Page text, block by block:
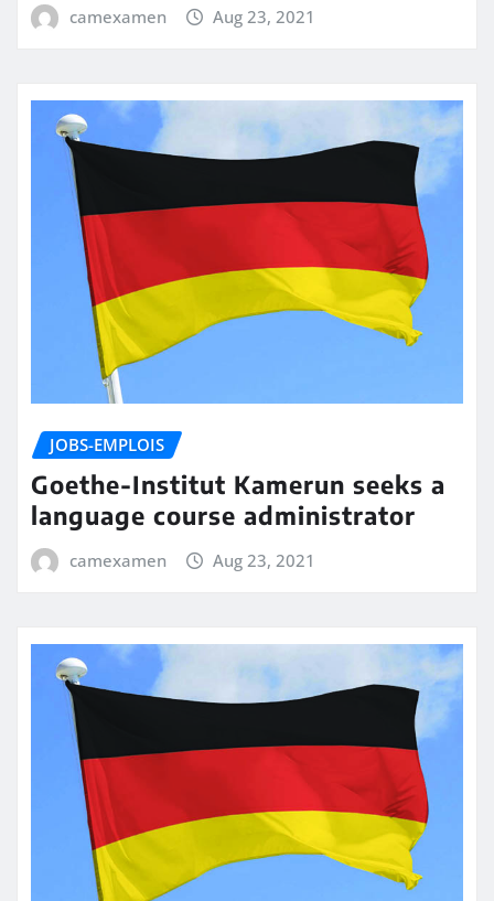
camexamen Aug 23, 2021
JOBS-EMPLOIS
Goethe-Institut Kamerun seeks a
language course administrator
camexamen Aug 23, 2021